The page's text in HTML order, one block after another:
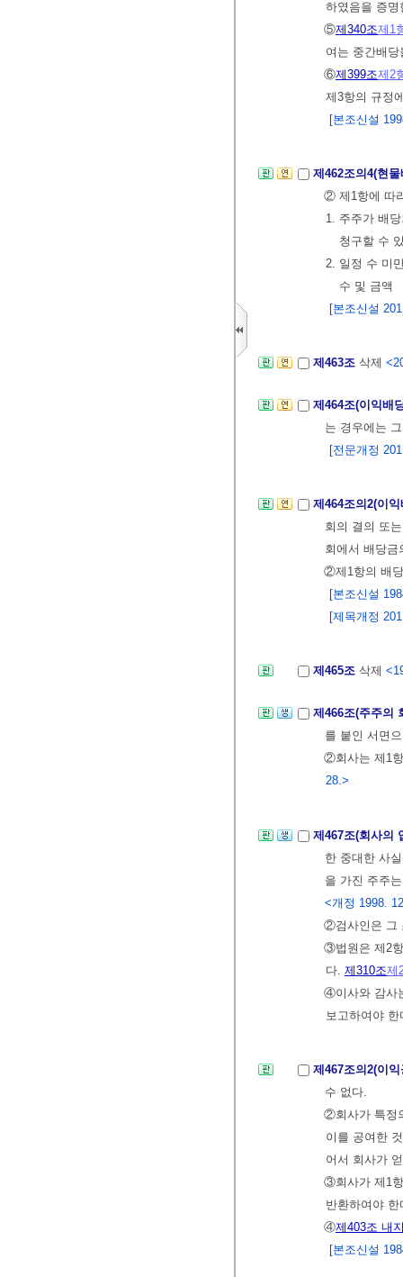
하였음을 증
⑤제340조제1
여는 중간배
⑥제399조제2
제3항의 규정
[본조신설
제462조의4(현
② 제1항에 따
1. 주주가 배
청구할 수
2. 일정 수 미
수 및 금액
[본조신설
제463조 삭제
제464조(이익배
는 경우에는
[전문개정
제464조의2(이
회의 결의 또
회에서 배당
②제1항의 배
[본조신설
[제목개정
제465조 삭제
제466조(주주의
를 붙인 서면
②회사는 제1
28.>
제467조(회사의
한 중대한 사
을 가진 주주
<개정 1998.
②검사인은 그
③법원은 제2
다. 제310조제
④이사와 감사
보고하여야
제467조의2(이
수 없다.
②회사가 특정
이를 공여한
어서 회사가
③회사가 제1
반환하여야
④제403조 내
[본조신설